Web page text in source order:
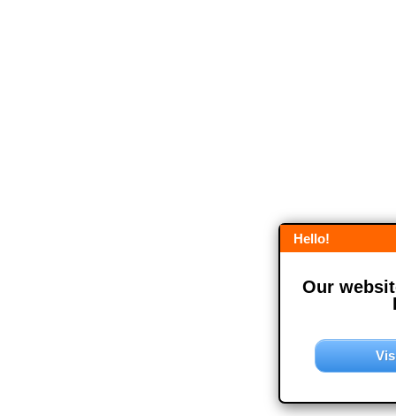
Hello!
Our